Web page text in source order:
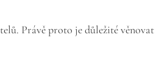
Právě proto je důležité